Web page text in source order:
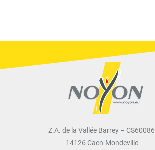
Z.A. de la Vallée Barrey – CS60086
14126 Caen-Mondeville